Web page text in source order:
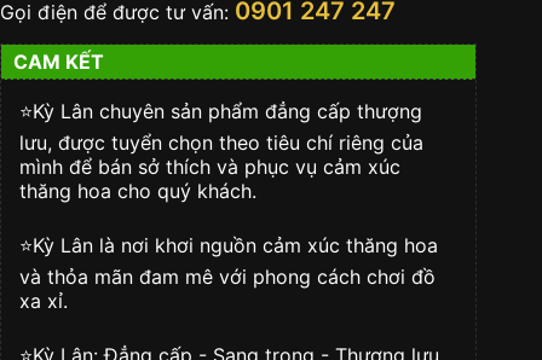
Datejust
28
xà
cừ
279174-
0009
số
lượng
Gọi điện để được tư vấn: 0901 247 247
CAM KẾT
⭐️Kỳ Lân chuyên sản phẩm đẳng cấp thượng
lưu, được tuyển chọn theo tiêu chí riêng của
mình để bán sở thích và phục vụ cảm xúc
thăng hoa cho quý khách.
⭐️Kỳ Lân là nơi khơi nguồn cảm xúc thăng hoa
và thỏa mãn đam mê với phong cách chơi đồ
xa xỉ.